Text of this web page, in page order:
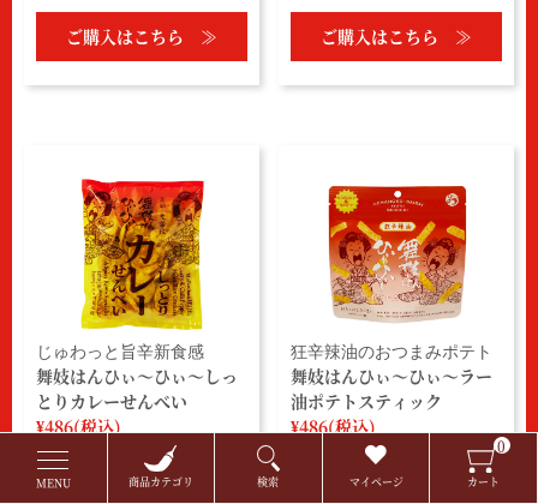
MENU 商品カテゴリ 検索 マイページ
0
カート
ご購入はこちら ≫ ご購入はこちら ≫
じゅわっと旨辛新食感
舞妓はんひぃ～ひぃ～しっ
とりカレーせんべい
¥486(税込)
ご購入はこちら ≫
狂辛辣油のおつまみポテト
舞妓はんひぃ～ひぃ～ラー
油ポテトスティック
¥486(税込)
ご購入はこちら ≫